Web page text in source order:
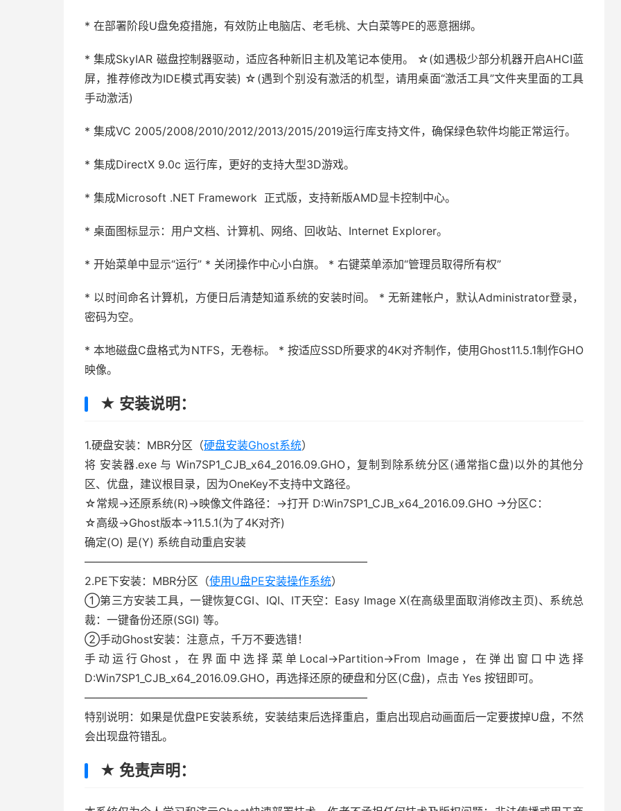
* 在部署阶段U盘免疫措施，有效防止电脑店、老毛桃、大白菜等PE的恶意捆绑。
* 集成SkyIAR 磁盘控制器驱动，适应各种新旧主机及笔记本使用。 ☆(如遇极少部分机器开启AHCI蓝
屏，推荐修改为IDE模式再安装) ☆(遇到个别没有激活的机型，请用桌面“激活工具”文件夹里面的工具
手动激活)
* 集成VC 2005/2008/2010/2012/2013/2015/2019运行库支持文件，确保绿色软件均能正常运行。
* 集成DirectX 9.0c 运行库，更好的支持大型3D游戏。
* 集成Microsoft .NET Framework 正式版，支持新版AMD显卡控制中心。
* 桌面图标显示：用户文档、计算机、网络、回收站、Internet Explorer。
* 开始菜单中显示“运行” * 关闭操作中心小白旗。 * 右键菜单添加“管理员取得所有权”
* 以时间命名计算机，方便日后清楚知道系统的安装时间。 * 无新建帐户，默认Administrator登录，
密码为空。
* 本地磁盘C盘格式为NTFS，无卷标。 * 按适应SSD所要求的4K对齐制作，使用Ghost11.5.1制作GHO
映像。
★ 安装说明：
1.硬盘安装：MBR分区（硬盘安装Ghost系统）
将 安装器.exe 与 Win7SP1_CJB_x64_2016.09.GHO，复制到除系统分区(通常指C盘)以外的其他分
区、优盘，建议根目录，因为OneKey不支持中文路径。
☆常规→还原系统(R)→映像文件路径：→打开 D:Win7SP1_CJB_x64_2016.09.GHO →分区C：
☆高级→Ghost版本→11.5.1(为了4K对齐)
确定(O) 是(Y) 系统自动重启安装
—————————————————————————–
2.PE下安装：MBR分区（使用U盘PE安装操作系统）
①第三方安装工具，一键恢复CGI、IQI、IT天空：Easy Image X(在高级里面取消修改主页)、系统总
裁：一键备份还原(SGI) 等。
②手动Ghost安装：注意点，千万不要选错！
手动运行Ghost，在界面中选择菜单Local→Partition→From Image，在弹出窗口中选择
D:Win7SP1_CJB_x64_2016.09.GHO，再选择还原的硬盘和分区(C盘)，点击 Yes 按钮即可。
—————————————————————————–
特别说明：如果是优盘PE安装系统，安装结束后选择重启，重启出现启动画面后一定要拔掉U盘，不然
会出现盘符错乱。
★ 免责声明：